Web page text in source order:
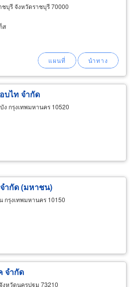
ชบุรี จังหวัดราชบุรี 70000
ส
บไท จำกัด
ง กรุงเทพมหานคร 10520
ำกัด (มหาชน)
กรุงเทพมหานคร 10150
จำกัด
งหวัดนครปฐม 73210